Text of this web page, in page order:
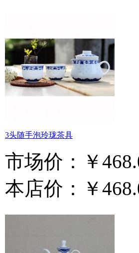
3头随手泡玲珑茶具
市场价：
￥
本店价：
￥